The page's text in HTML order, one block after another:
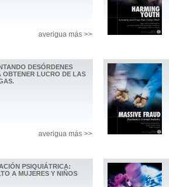
averigua más >>
DESÓRDENES
OBTENER LUCRO DE LAS
averigua más >>
PSIQUIÁTRICA:
A MUJERES Y NIÑOS